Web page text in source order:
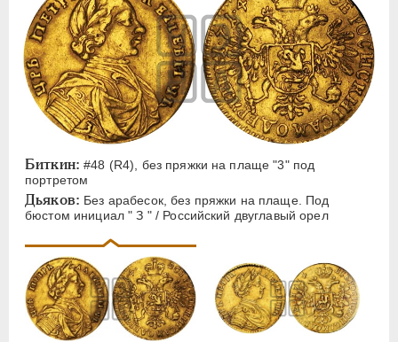
Биткин: #48 (R4), без пряжки на плаще "3" под
портретом
Дьяков: Без арабесок, без пряжки на плаще. Под
бюстом инициал " З " / Российский двуглавый орел